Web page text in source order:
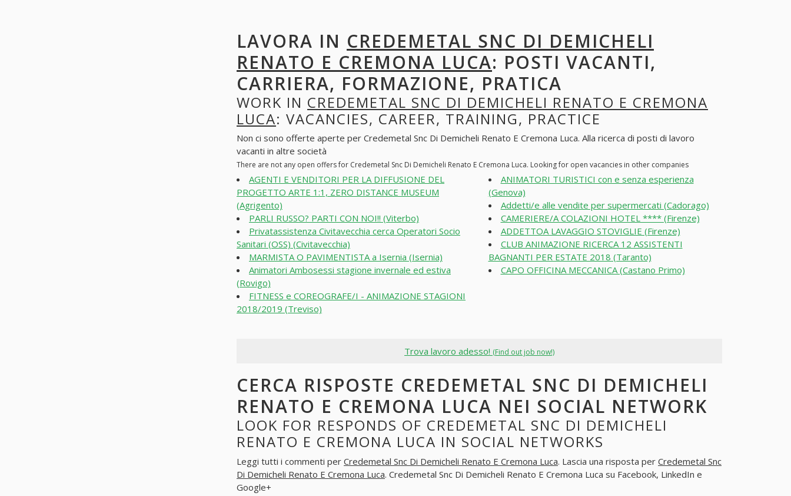
LAVORA IN CREDEMETAL SNC DI DEMICHELI
RENATO E CREMONA LUCA: POSTI VACANTI,
CARRIERA, FORMAZIONE, PRATICA
WORK IN CREDEMETAL SNC DI DEMICHELI RENATO E CREMONA
LUCA: VACANCIES, CAREER, TRAINING, PRACTICE
Non ci sono offerte aperte per Credemetal Snc Di Demicheli Renato E Cremona Luca. Alla ricerca di posti di lavoro
vacanti in altre società
There are not any open offers for Credemetal Snc Di Demicheli Renato E Cremona Luca. Looking for open vacancies in other companies
AGENTI E VENDITORI PER LA DIFFUSIONE DEL
PROGETTO ARTE 1:1, ZERO DISTANCE MUSEUM
(Agrigento)
PARLI RUSSO? PARTI CON NOI!! (Viterbo)
Privatassistenza Civitavecchia cerca Operatori Socio
Sanitari (OSS) (Civitavecchia)
MARMISTA O PAVIMENTISTA a Isernia (Isernia)
Animatori Ambosessi stagione invernale ed estiva
(Rovigo)
FITNESS e COREOGRAFE/I - ANIMAZIONE STAGIONI
2018/2019 (Treviso)
ANIMATORI TURISTICI con e senza esperienza
(Genova)
Addetti/e alle vendite per supermercati (Cadorago)
CAMERIERE/A COLAZIONI HOTEL **** (Firenze)
ADDETTOA LAVAGGIO STOVIGLIE (Firenze)
CLUB ANIMAZIONE RICERCA 12 ASSISTENTI
BAGNANTI PER ESTATE 2018 (Taranto)
CAPO OFFICINA MECCANICA (Castano Primo)
Trova lavoro adesso! (Find out job now!)
CERCA RISPOSTE CREDEMETAL SNC DI DEMICHELI
RENATO E CREMONA LUCA NEI SOCIAL NETWORK
LOOK FOR RESPONDS OF CREDEMETAL SNC DI DEMICHELI
RENATO E CREMONA LUCA IN SOCIAL NETWORKS
Leggi tutti i commenti per Credemetal Snc Di Demicheli Renato E Cremona Luca. Lascia una risposta per Credemetal Snc
Di Demicheli Renato E Cremona Luca. Credemetal Snc Di Demicheli Renato E Cremona Luca su Facebook, LinkedIn e
Google+